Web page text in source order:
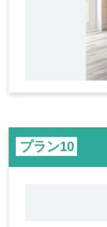
プラン